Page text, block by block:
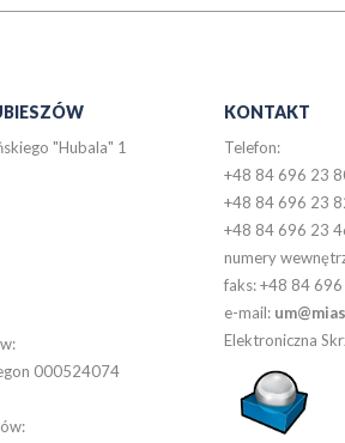
"Hubala" 1
000524074
KONTAKT
Telefon:
+48 84 696 23
+48 84 696 23
+48 84 696 23
numery
faks: +48 84
e-mail:
Elektroniczna